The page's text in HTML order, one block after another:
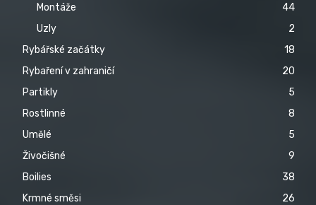
Montáže
44
Uzly
2
Rybářské začátky
18
Rybaření v zahraničí
20
Partikly
5
Rostlinné
8
Umělé
5
Živočišné
9
Boilies
38
Krmné směsi
26